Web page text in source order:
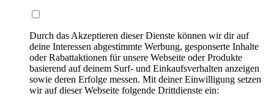
Durch das Akzeptieren dieser Dienste können wir dir auf
deine Interessen abgestimmte Werbung, gesponserte Inhalte
oder Rabattaktionen für unsere Webseite oder Produkte
basierend auf deinem Surf- und Einkaufsverhalten anzeigen
sowie deren Erfolge messen. Mit deiner Einwilligung setzen
wir auf dieser Webseite folgende Drittdienste ein: